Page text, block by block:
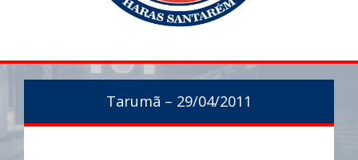
Tarumã – 29/04/2011